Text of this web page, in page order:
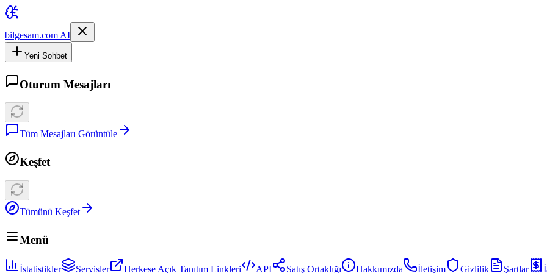
bilgesam.com AI
Yeni Sohbet
Oturum Mesajları
Tüm Mesajları Görüntüle
Keşfet
Tümünü Keşfet
Menü
İstatistikler Servisler Herkese Açık Tanıtım Linkleri API Satış Ortaklığı Hakkımızda İletişim Gizlilik Şartlar